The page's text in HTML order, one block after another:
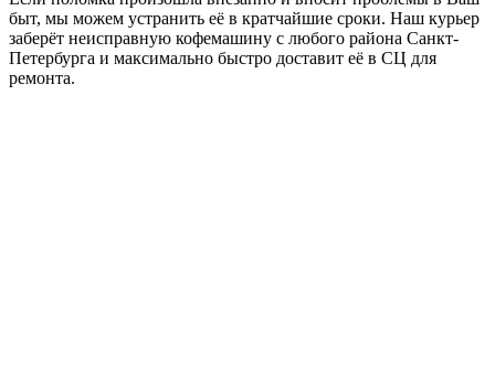
быт, мы можем устранить её в кратчайшие сроки. Наш курьер
заберёт неисправную кофемашину с любого района Санкт-
Петербурга и максимально быстро доставит её в СЦ для
ремонта.